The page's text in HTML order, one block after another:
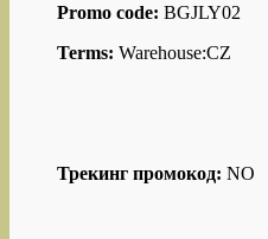
Promo code: BGJLY02
Terms: Warehouse:CZ
Трекинг промокод: NO